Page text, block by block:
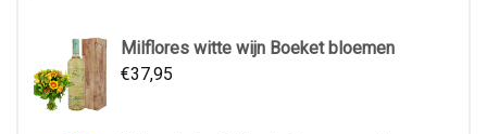
Milflores witte wijn Boeket bloemen
€37,95